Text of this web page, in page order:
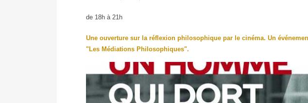
de 18h à 21h
Une ouverture sur la réflexion philosophique par le cinéma. Un
"Les Médiations Philosophiques".